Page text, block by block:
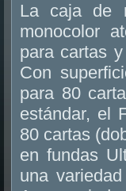
La caja de
monocolor
para cartas
Con
para 80
estándar, el
80 cartas
en fundas
una